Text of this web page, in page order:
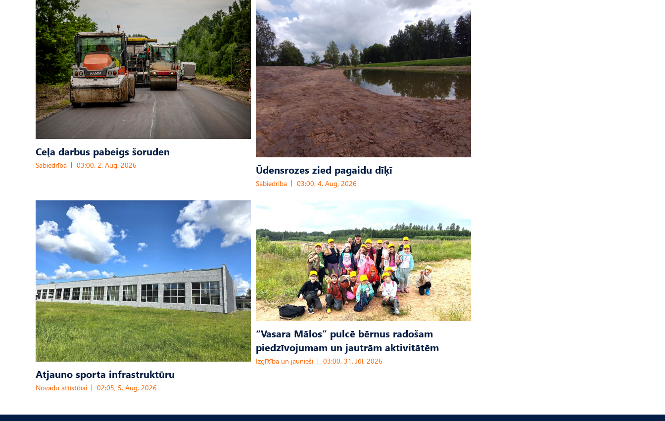
Ceļa darbus pabeigs šoruden
Sabiedrība 03:00, 2. Aug, 2026 Ūdensrozes zied pagaidu dīķī
Sabiedrība 03:00, 4. Aug, 2026
Atjauno sporta infrastruktūru
Novadu attīstībai 02:05, 5. Aug, 2026
“Vasara Mālos” pulcē bērnus radošam
piedzīvojumam un jautrām aktivitātēm
Izglītība un jaunieši 03:00, 31. Jūl, 2026